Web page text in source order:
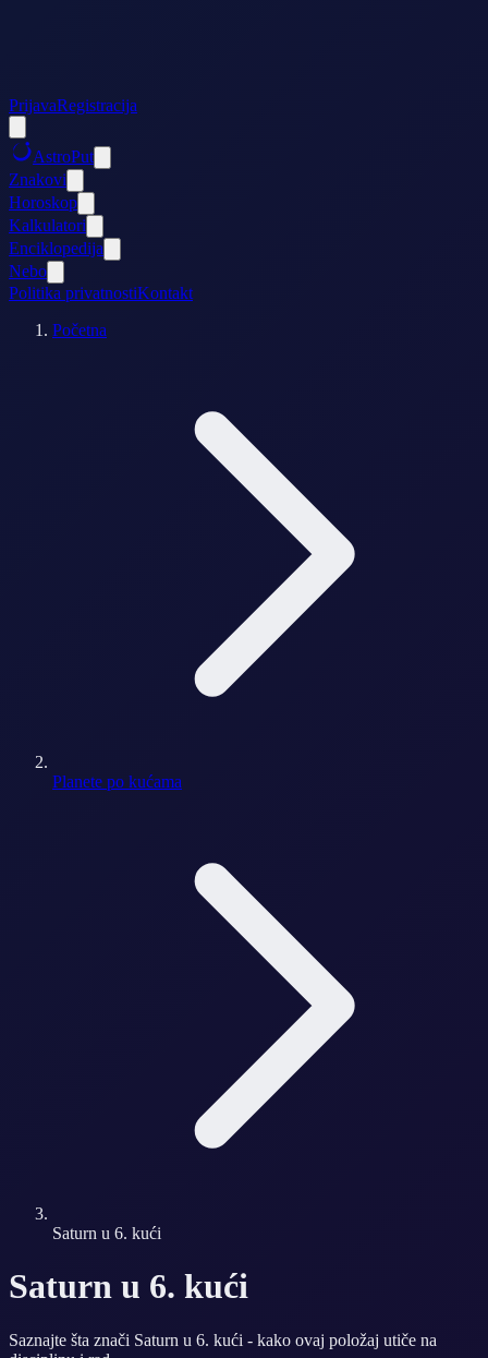
PrijavaRegistracija
AstroPut
Znakovi
Horoskop
Kalkulatori
Enciklopedija
Nebo
Politika privatnostiKontakt
Početna
Planete po kućama
Saturn u 6. kući
Saturn u 6. kući
Saznajte šta znači Saturn u 6. kući - kako ovaj položaj utiče na